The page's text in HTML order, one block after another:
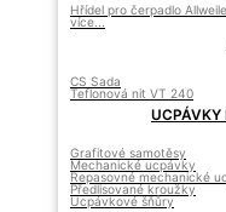
Hřídel pro čerpadlo
více...
CS Sada
Teflonová nit VT 240
UCPÁVKY
Grafitové samotěsy
Mechanické ucpávky
Repasovné mechanické
Předlisované kroužky
Ucpávkové šňůry